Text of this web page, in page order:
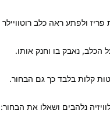
פריז ולפתע ראה כלב
הכלב, נאבק בו וחנק אותו.
קלות בלבד כך גם הבחור.
נלהבים ושאלו את